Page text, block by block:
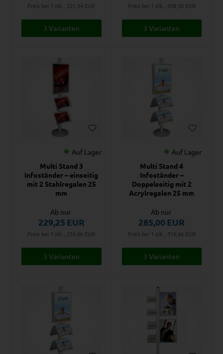
Preis bei 1 stk., 321,34 EUR
3 Varianten
Preis bei 1 stk., 438,50 EUR
3 Varianten
Auf Lager
Multi Stand 3
Infoständer – einseitig
mit 2 Stahlregalen 25
mm
Ab nur
229,25 EUR
Preis bei 1 stk., 254,66 EUR
3 Varianten
Auf Lager
Multi Stand 4
Infoständer –
Doppelseitig mit 2
Acrylregalen 25 mm
Ab nur
285,00EUR
Preis bei 1 stk., 316,66 EUR
3 Varianten